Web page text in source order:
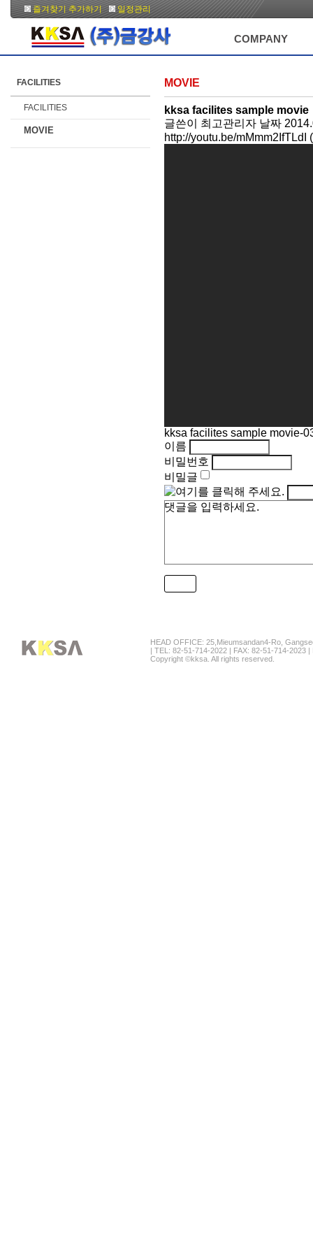
즐겨찾기 추가하기 일정관리
COMPANY
FACILITIES
FACILITIES
MOVIE
MOVIE
kksa facilites sample movie
글쓴이
최고관리자 날짜
http://youtu.be/mMmm2IfTLdI
kksa facilites sample movie-
이름
비밀번호
비밀글
댓글을 입력하세요.
HEAD OFFICE: 25,Mieumsandan4-Ro,
| TEL: 82-51-714-2022 | FAX: 82-51-714-2023
Copyright ©kksa. All rights reserved.